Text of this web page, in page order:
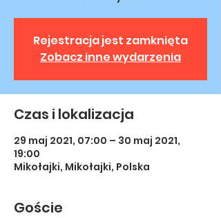
Rejestracja jest zamknięta
Zobacz inne wydarzenia
Czas i lokalizacja
29 maj 2021, 07:00 – 30 maj 2021,
19:00
Mikołajki, Mikołajki, Polska
Goście